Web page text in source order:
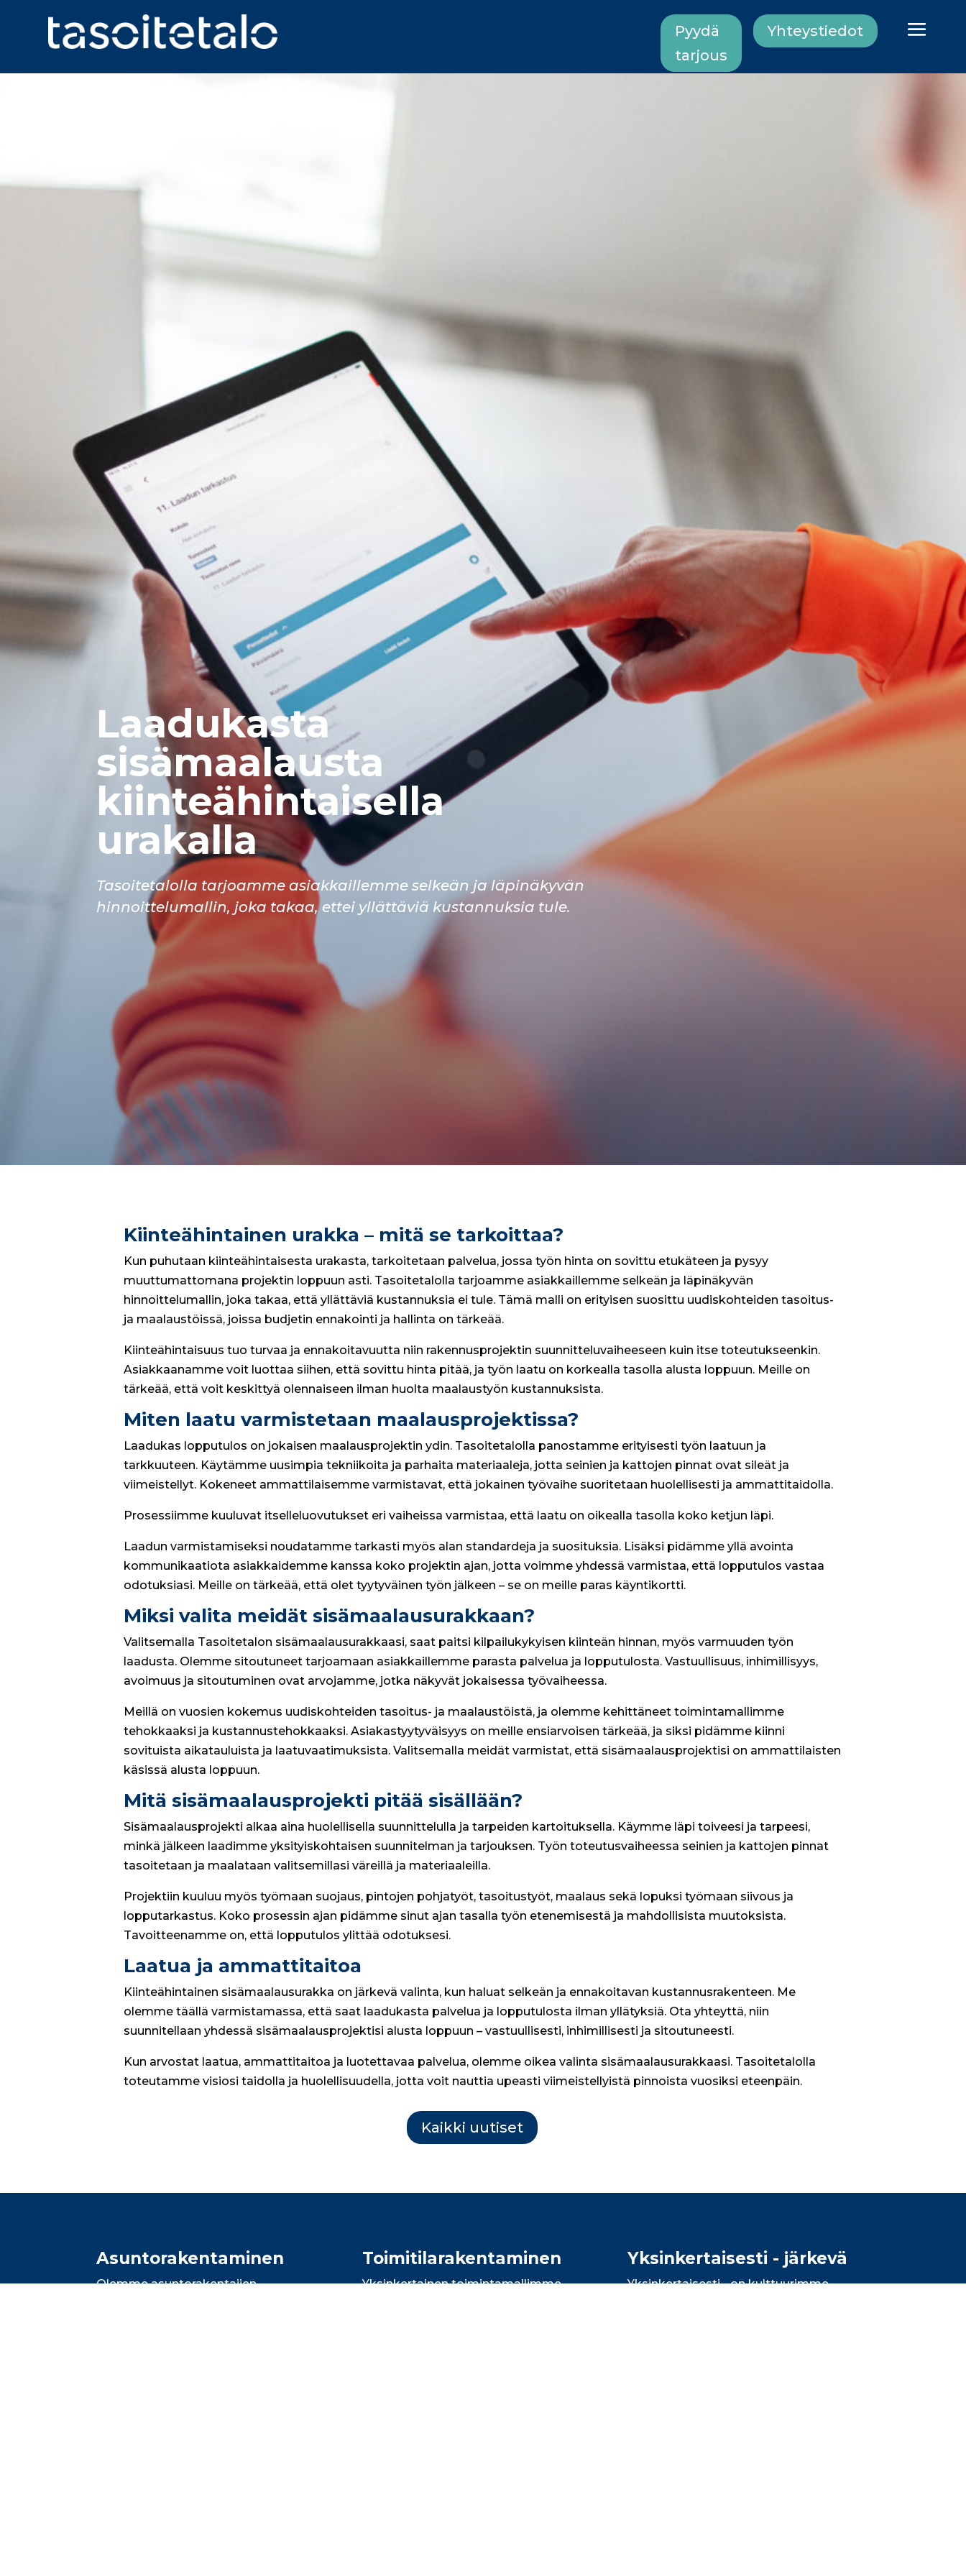
Pyydä
tarjous
Yhteystiedot
Laadukasta
sisämaalausta
kiinteähintaisella
urakalla
Tasoitetalolla tarjoamme asiakkaillemme selkeän ja läpinäkyvän
hinnoittelumallin, joka takaa, ettei yllättäviä kustannuksia tule.
Kiinteähintainen urakka – mitä se tarkoittaa?
Kun puhutaan kiinteähintaisesta urakasta, tarkoitetaan palvelua, jossa työn hinta on sovittu etukäteen ja pysyy
muuttumattomana projektin loppuun asti. Tasoitetalolla tarjoamme asiakkaillemme selkeän ja läpinäkyvän
hinnoittelumallin, joka takaa, että yllättäviä kustannuksia ei tule. Tämä malli on erityisen suosittu uudiskohteiden tasoitus-
ja maalaustöissä, joissa budjetin ennakointi ja hallinta on tärkeää.
Kiinteähintaisuus tuo turvaa ja ennakoitavuutta niin rakennusprojektin suunnitteluvaiheeseen kuin itse toteutukseenkin.
Asiakkaanamme voit luottaa siihen, että sovittu hinta pitää, ja työn laatu on korkealla tasolla alusta loppuun. Meille on
tärkeää, että voit keskittyä olennaiseen ilman huolta maalaustyön kustannuksista.
Miten laatu varmistetaan maalausprojektissa?
Laadukas lopputulos on jokaisen maalausprojektin ydin. Tasoitetalolla panostamme erityisesti työn laatuun ja
tarkkuuteen. Käytämme uusimpia tekniikoita ja parhaita materiaaleja, jotta seinien ja kattojen pinnat ovat sileät ja
viimeistellyt. Kokeneet ammattilaisemme varmistavat, että jokainen työvaihe suoritetaan huolellisesti ja ammattitaidolla.
Prosessiimme kuuluvat itselleluovutukset eri vaiheissa varmistaa, että laatu on oikealla tasolla koko ketjun läpi.
Laadun varmistamiseksi noudatamme tarkasti myös alan standardeja ja suosituksia. Lisäksi pidämme yllä avointa
kommunikaatiota asiakkaidemme kanssa koko projektin ajan, jotta voimme yhdessä varmistaa, että lopputulos vastaa
odotuksiasi. Meille on tärkeää, että olet tyytyväinen työn jälkeen – se on meille paras käyntikortti.
Miksi valita meidät sisämaalausurakkaan?
Valitsemalla Tasoitetalon sisämaalausurakkaasi, saat paitsi kilpailukykyisen kiinteän hinnan, myös varmuuden työn
laadusta. Olemme sitoutuneet tarjoamaan asiakkaillemme parasta palvelua ja lopputulosta. Vastuullisuus, inhimillisyys,
avoimuus ja sitoutuminen ovat arvojamme, jotka näkyvät jokaisessa työvaiheessa.
Meillä on vuosien kokemus uudiskohteiden tasoitus- ja maalaustöistä, ja olemme kehittäneet toimintamallimme
tehokkaaksi ja kustannustehokkaaksi. Asiakastyytyväisyys on meille ensiarvoisen tärkeää, ja siksi pidämme kiinni
sovituista aikatauluista ja laatuvaatimuksista. Valitsemalla meidät varmistat, että sisämaalausprojektisi on ammattilaisten
käsissä alusta loppuun.
Mitä sisämaalausprojekti pitää sisällään?
Sisämaalausprojekti alkaa aina huolellisella suunnittelulla ja tarpeiden kartoituksella. Käymme läpi toiveesi ja tarpeesi,
minkä jälkeen laadimme yksityiskohtaisen suunnitelman ja tarjouksen. Työn toteutusvaiheessa seinien ja kattojen pinnat
tasoitetaan ja maalataan valitsemillasi väreillä ja materiaaleilla.
Projektiin kuuluu myös työmaan suojaus, pintojen pohjatyöt, tasoitustyöt, maalaus sekä lopuksi työmaan siivous ja
lopputarkastus. Koko prosessin ajan pidämme sinut ajan tasalla työn etenemisestä ja mahdollisista muutoksista.
Tavoitteenamme on, että lopputulos ylittää odotuksesi.
Laatua ja ammattitaitoa
Kiinteähintainen sisämaalausurakka on järkevä valinta, kun haluat selkeän ja ennakoitavan kustannusrakenteen. Me
olemme täällä varmistamassa, että saat laadukasta palvelua ja lopputulosta ilman yllätyksiä. Ota yhteyttä, niin
suunnitellaan yhdessä sisämaalausprojektisi alusta loppuun – vastuullisesti, inhimillisesti ja sitoutuneesti.
Kun arvostat laatua, ammattitaitoa ja luotettavaa palvelua, olemme oikea valinta sisämaalausurakkaasi. Tasoitetalolla
toteutamme visiosi taidolla ja huolellisuudella, jotta voit nauttia upeasti viimeistellyistä pinnoista vuosiksi eteenpäin.
Kaikki uutiset
Asunto­rakentaminen
Olemme asuntorakentajien
Toimitila­rakentaminen
Yksinkertainen toimintamallimme
Yksinkertaisesti - järkevä
Yksinkertaisesti - on kulttuurimme